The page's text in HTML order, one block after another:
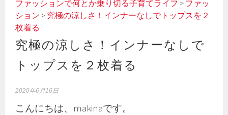
ファッションで何とか乗り切る子育てライフ > ファッ
ション > 究極の涼しさ！インナーなしでトップスを２
枚着る
究極の涼しさ！インナーなしで
トップスを２枚着る
2020年6月16日
こんにちは、makinaです。